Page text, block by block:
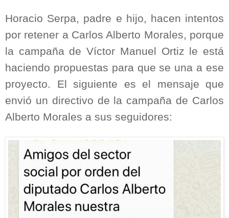
Horacio Serpa, padre e hijo, hacen intentos
por retener a Carlos Alberto Morales, porque
la campaña de Víctor Manuel Ortiz le está
haciendo propuestas para que se una a ese
proyecto. El siguiente es el mensaje que
envió un directivo de la campaña de Carlos
Alberto Morales a sus seguidores: